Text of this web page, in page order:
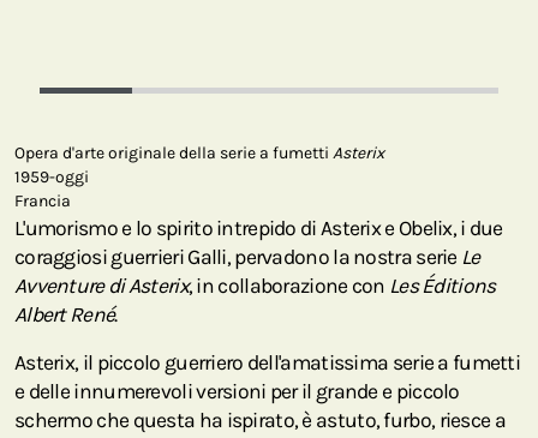
Opera d'arte originale della serie a fumetti Asterix
1959-oggi
Francia
L'umorismo e lo spirito intrepido di Asterix e Obelix, i due
coraggiosi guerrieri Galli, pervadono la nostra serie Le
Avventure di Asterix, in collaborazione con Les Éditions
Albert René.
Asterix, il piccolo guerriero dell'amatissima serie a fumetti
e delle innumerevoli versioni per il grande e piccolo
schermo che questa ha ispirato, è astuto, furbo, riesce a